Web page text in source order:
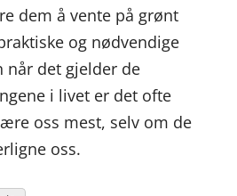
dem å vente på grønt
og nødvendige
når det gjelder de
i livet er det ofte
oss mest, selv om de
oss.